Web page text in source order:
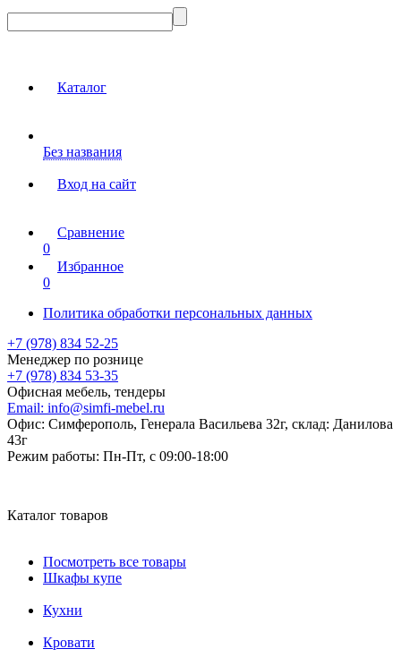
Каталог
Без названия
Вход на сайт
Сравнение
0
Избранное
0
Политика обработки персональных данных
+7 (978) 834 52-25
Менеджер по рознице
+7 (978) 834 53-35
Офисная мебель, тендеры
Email: info@simfi-mebel.ru
Офис: Симферополь, Генерала Васильева 32г, склад: Данилова
43г
Режим работы: Пн-Пт, с 09:00-18:00
Каталог товаров
Посмотреть все товары
Шкафы купе
Кухни
Кровати